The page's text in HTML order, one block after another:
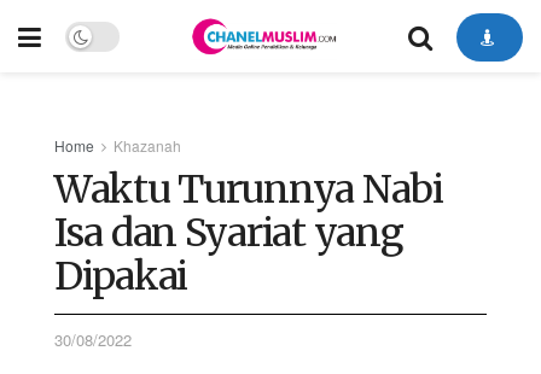
Home Khazanah
Waktu Turunnya Nabi
Isa dan Syariat yang
Dipakai
30/08/2022